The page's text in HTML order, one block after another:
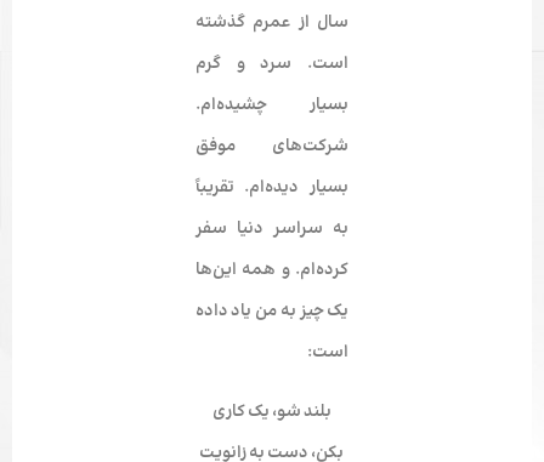
سال از عمرم گذشته
است. سرد و گرم
بسیار چشیده‌ام.
شرکت‌های موفق
بسیار دیده‌ام. تقریباً
به سراسر دنیا سفر
کرده‌ام. و همه این‌ها
یک چیز به من یاد داده
است:
بلند شو، یک کاری
بکن، دست به زانویت